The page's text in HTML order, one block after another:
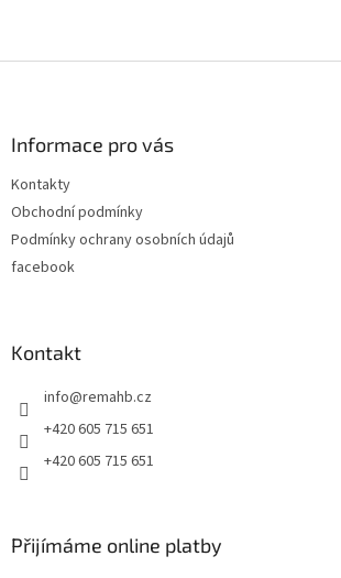
Informace pro vás
Kontakty
Obchodní podmínky
Podmínky ochrany osobních údajů
facebook
Kontakt
info@remahb.cz
+420 605 715 651
+420 605 715 651
Přijímáme online platby